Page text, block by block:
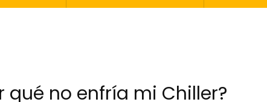
qué no enfría mi Chiller?